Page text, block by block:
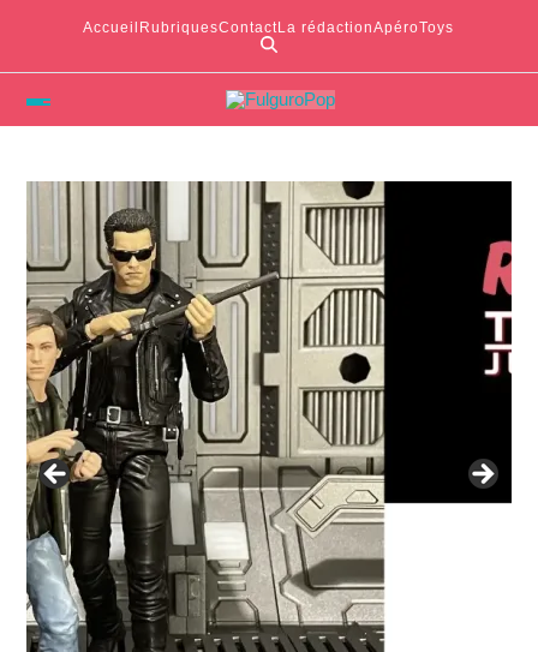
Accueil RubriquesContactLa rédactionApéroToys